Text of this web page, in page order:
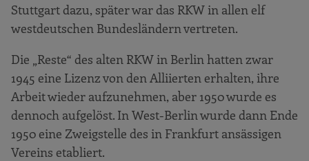
Stuttgart dazu, später war das RKW in allen elf
westdeutschen Bundesländern vertreten.
Die „Reste“ des alten RKW in Berlin hatten zwar
1945 eine Lizenz von den Alliierten erhalten, ihre
Arbeit wieder aufzunehmen, aber 1950 wurde es
dennoch aufgelöst. In West-Berlin wurde dann Ende
1950 eine Zweigstelle des in Frankfurt ansässigen
Vereins etabliert.